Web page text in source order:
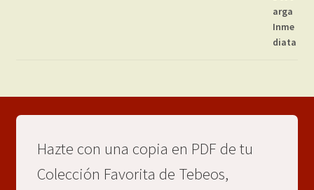
Hazte con una copia en PDF de tu
Colección Favorita de Tebeos,